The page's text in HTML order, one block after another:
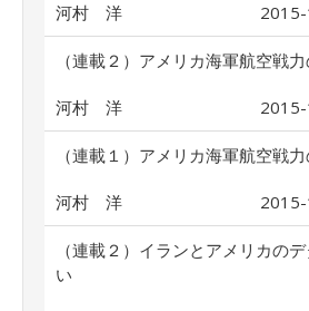
河村 洋
（連載２）アメリカ海軍航空戦
河村 洋
（連載１）アメリカ海軍航空戦
河村 洋
（連載２）イランとアメリカの
い